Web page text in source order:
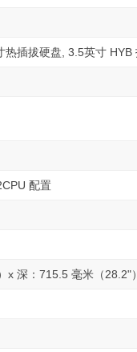
插拔硬盘, 3.5英寸 HYB
配置
深：715.5 毫米（28.2"）